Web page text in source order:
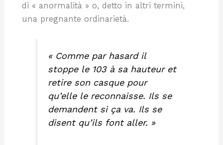
di « anormalità » o, detto in altri termini,
una pregnante ordinarietà.
« Comme par hasard il
stoppe le 103 à sa hauteur et
retire son casque pour
qu’elle le reconnaisse. Ils se
demandent si ça va. Ils se
disent qu’ils font aller. »